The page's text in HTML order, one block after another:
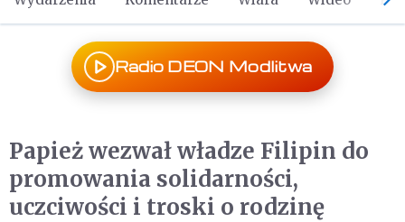
Radio DEON Modlitwa
Papież wezwał władze Filipin do
promowania solidarności,
uczciwości i troski o rodzinę